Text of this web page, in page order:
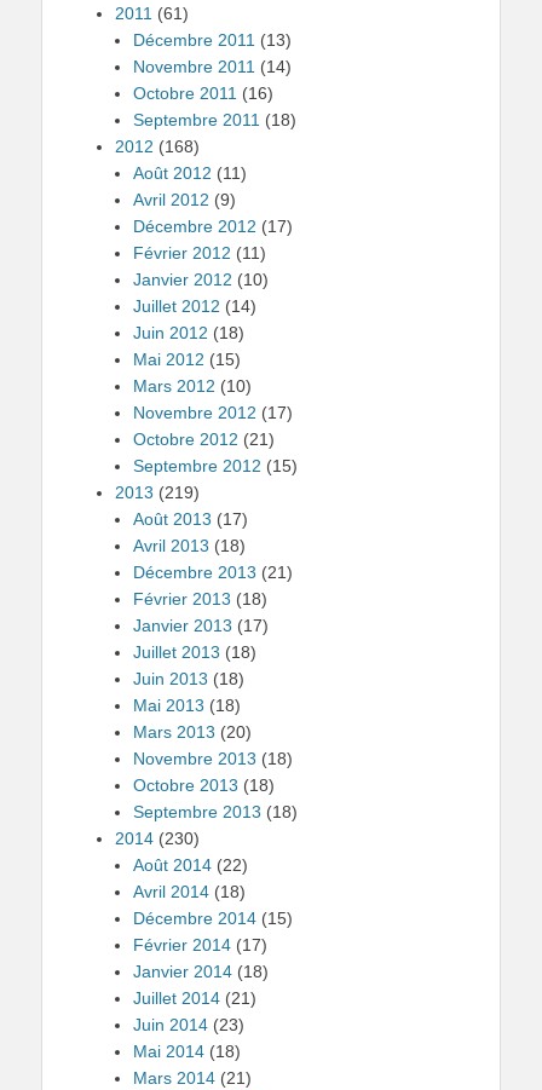
2011 (61)
Décembre 2011 (13)
Novembre 2011 (14)
Octobre 2011 (16)
Septembre 2011 (18)
2012 (168)
Août 2012 (11)
Avril 2012 (9)
Décembre 2012 (17)
Février 2012 (11)
Janvier 2012 (10)
Juillet 2012 (14)
Juin 2012 (18)
Mai 2012 (15)
Mars 2012 (10)
Novembre 2012 (17)
Octobre 2012 (21)
Septembre 2012 (15)
2013 (219)
Août 2013 (17)
Avril 2013 (18)
Décembre 2013 (21)
Février 2013 (18)
Janvier 2013 (17)
Juillet 2013 (18)
Juin 2013 (18)
Mai 2013 (18)
Mars 2013 (20)
Novembre 2013 (18)
Octobre 2013 (18)
Septembre 2013 (18)
2014 (230)
Août 2014 (22)
Avril 2014 (18)
Décembre 2014 (15)
Février 2014 (17)
Janvier 2014 (18)
Juillet 2014 (21)
Juin 2014 (23)
Mai 2014 (18)
Mars 2014 (21)